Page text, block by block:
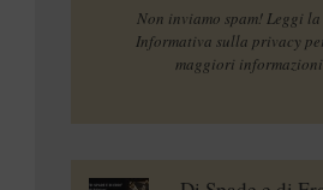
Non inviamo spam! Leggi
Informativa sulla privacy
maggiori